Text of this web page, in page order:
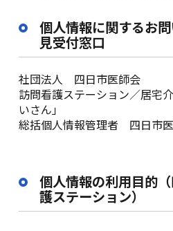
個人情報に関するお
見受付窓口
社団法人 四日市医師会
訪問看護ステーション／居宅
いさん」
総括個人情報管理者 四日市
個人情報の利用目的
護ステーション）